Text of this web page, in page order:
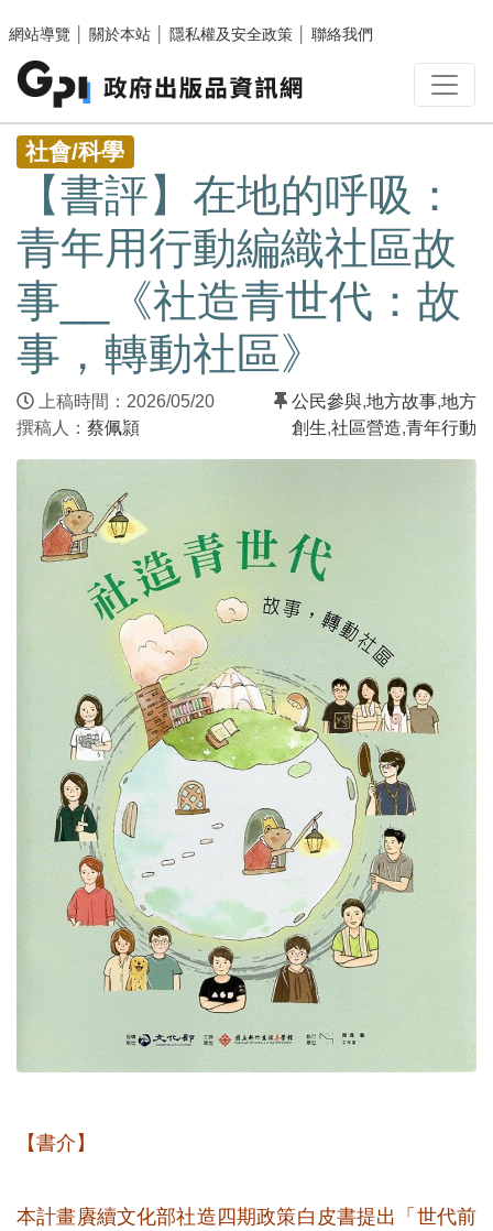
網站導覽
關於本站 隱私權及安全政策 聯絡我們
:::
社會/科學
【書評】在地的呼吸：
青年用行動編織社區故
事__《社造青世代：故
事，轉動社區》
上稿時間：2026/05/20
撰稿人： 蔡佩頴
公民參與,地方故事,地方
創生,社區營造,青年行動
【書介】
本計畫賡續文化部社造四期政策白皮書提出「世代前